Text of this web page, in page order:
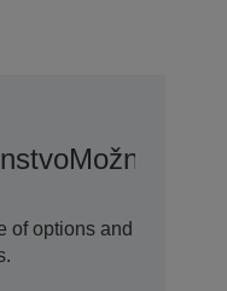
Možnosti
of options and